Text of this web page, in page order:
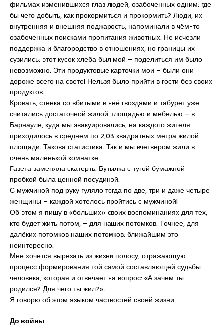
фильмах изменившихся глаз людей, озабоченных одним: где
бы чего добыть, как прокормиться и прокормить? Люди, их
внутренняя и внешняя поджарость, напоминали в чём-то
озабоченных поисками пропитания животных. Не исчезли
поддержка и благородство в отношениях, но границы их
сузились: этот кусок хлеба был мой – поделиться им было
невозможно. Эти продуктовые карточки мои – были они
дороже всего на свете! Нельзя было прийти в гости без своих
продуктов.
Кровать, стенка со вбитыми в неё гвоздями и табурет уже
считались достаточной жилой площадью и мебелью – в
Барнауле, куда мы эвакуировались, на каждого жителя
приходилось в среднем по 2,08 квадратных метра жилой
площади. Такова статистика. Так и мы вчетвером жили в
очень маленькой комнатке.
Газета заменяла скатерть. Бутылка с тугой бумажной
пробкой была ценной посудиной.
С мужчиной под руку гуляло тогда по две, три и даже четыре
женщины – каждой хотелось пройтись с мужчиной!
Об этом я пишу в «больших» своих воспоминаниях для тех,
кто будет жить потом, – для наших потомков. Точнее, для
далёких потомков наших потомков: ближайшим это
неинтересно.
Мне хочется вырезать из жизни полосу, отражающую
процесс формирования той самой составляющей судьбы
человека, которая и отвечает на вопрос: «А зачем ты
родился? Для чего ты жил?».
Я говорю об этом языком частностей своей жизни.
До войны